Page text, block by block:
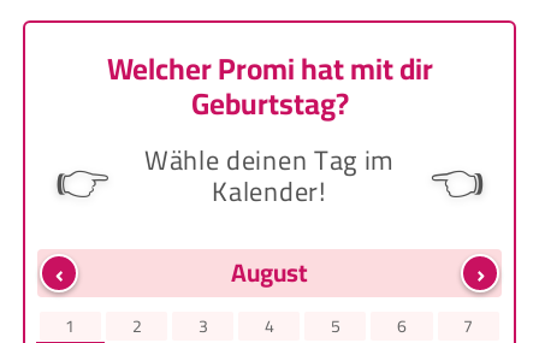
Welcher Promi hat mit dir
Geburtstag?
👉 Wähle deinen Tag im
Kalender! 👈
‹ ›
August
1 2 3 4 5 6
7